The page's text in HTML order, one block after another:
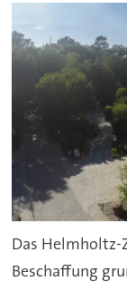
Das
Beschaffung